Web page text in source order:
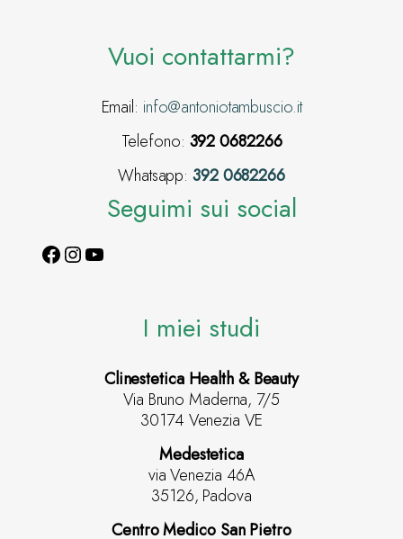
Vuoi contattarmi?
Email: info@antoniotambuscio.it
Telefono: 392 0682266
Whatsapp:392 0682266
Seguimi sui social
I miei studi
Clinestetica Health & Beauty
Via Bruno Maderna, 7/5
30174 Venezia VE
Medestetica
via Venezia 46A
35126, Padova
Centro Medico San Pietro